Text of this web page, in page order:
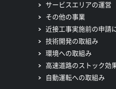
サービスエリアの運営
その他の事業
近接工事実施前の申請
技術開発の取組み
環境への取組み
高速道路のストック効
自動運転への取組み